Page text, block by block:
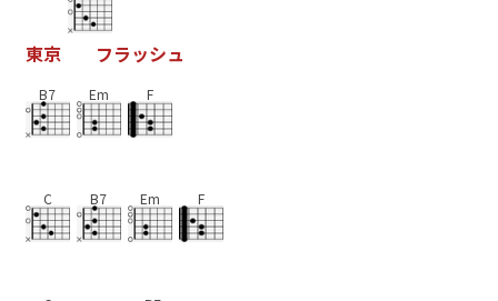
東京 フラッシュ
B7 Em F
C B7 Em F